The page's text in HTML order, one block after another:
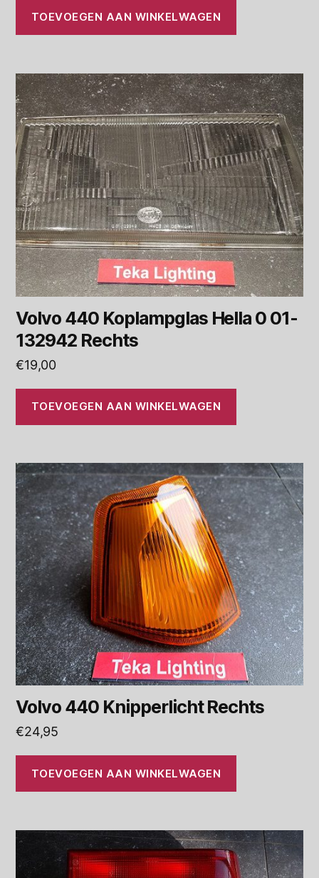
TOEVOEGEN AAN WINKELWAGEN
Volvo 440 Koplampglas Hella 0 01-
132942 Rechts
€19,00
TOEVOEGEN AAN WINKELWAGEN
Volvo 440 Knipperlicht Rechts
€24,95
TOEVOEGEN AAN WINKELWAGEN